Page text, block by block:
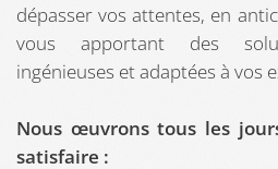
dépasser vos attentes, en
vous apportant des
ingénieuses et adaptées à vos
Nous œuvrons tous les
satisfaire :